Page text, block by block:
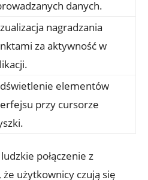
danych.
nagradzania
za aktywność w
elementów
przy cursorze
połączenie z
użytkownicy czują się